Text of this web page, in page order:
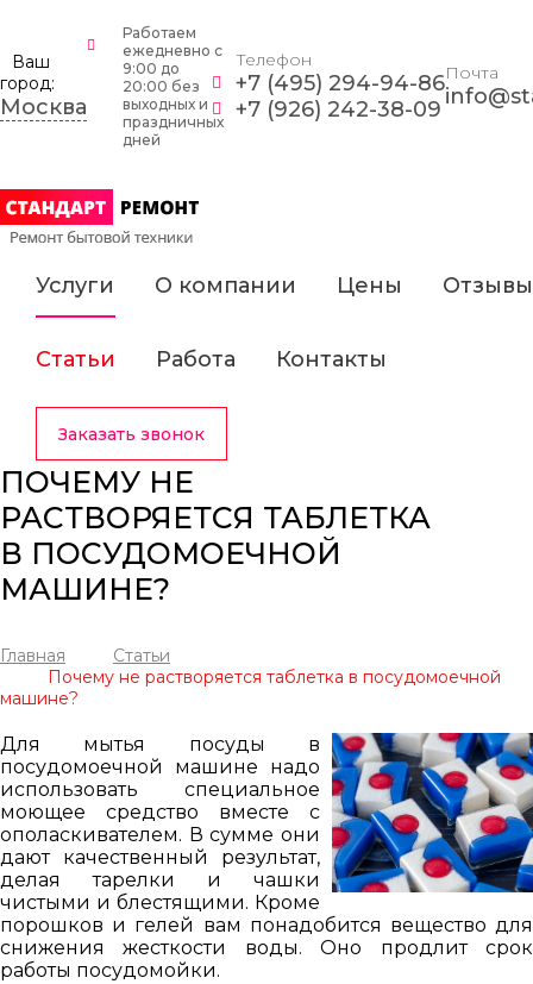
Ваш
город:
Москва
Работаем
ежедневно c
9:00 до
20:00 без
выходных и
праздничных
дней
Телефон
+7 (495) 294-94-86
+7 (926) 242-38-09
Почта
Услуги О компании Цены Отзывы
Статьи Работа Контакты
Заказать звонок
ПОЧЕМУ НЕ
РАСТВОРЯЕТСЯ ТАБЛЕТКА
В ПОСУДОМОЕЧНОЙ
МАШИНЕ?
Главная
Статьи
Почему не растворяется таблетка в посудомоечной
машине?
Для мытья посуды в
посудомоечной машине надо
использовать специальное
моющее средство вместе с
ополаскивателем. В сумме они
дают качественный результат,
делая тарелки и чашки
чистыми и блестящими. Кроме
порошков и гелей вам понадобится вещество для
снижения жесткости воды. Оно продлит срок
работы посудомойки.